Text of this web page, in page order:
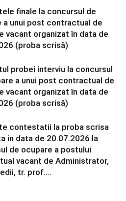
finale la concursul de
a unui post contractual de
vacant organizat în data de
(proba scrisă)
probei interviu la concursul
a unui post contractual de
vacant organizat în data de
(proba scrisă)
contestatii la proba scrisa
in data de 20.07.2026 la
de ocupare a postului
vacant de Administrator,
tr. prof....